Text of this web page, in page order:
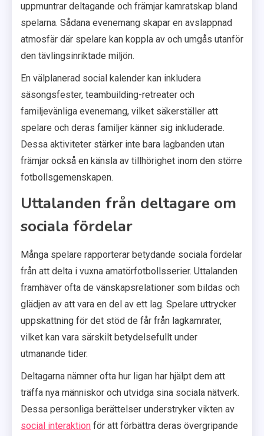
uppmuntrar deltagande och främjar kamratskap bland
spelarna. Sådana evenemang skapar en avslappnad
atmosfär där spelare kan koppla av och umgås utanför
den tävlingsinriktade miljön.
En välplanerad social kalender kan inkludera
säsongsfester, teambuilding-retreater och
familjevänliga evenemang, vilket säkerställer att
spelare och deras familjer känner sig inkluderade.
Dessa aktiviteter stärker inte bara lagbanden utan
främjar också en känsla av tillhörighet inom den större
fotbollsgemenskapen.
Uttalanden från deltagare om
sociala fördelar
Många spelare rapporterar betydande sociala fördelar
från att delta i vuxna amatörfotbollsserier. Uttalanden
framhäver ofta de vänskapsrelationer som bildas och
glädjen av att vara en del av ett lag. Spelare uttrycker
uppskattning för det stöd de får från lagkamrater,
vilket kan vara särskilt betydelsefullt under
utmanande tider.
Deltagarna nämner ofta hur ligan har hjälpt dem att
träffa nya människor och utvidga sina sociala nätverk.
Dessa personliga berättelser understryker vikten av
social interaktion för att förbättra deras övergripande